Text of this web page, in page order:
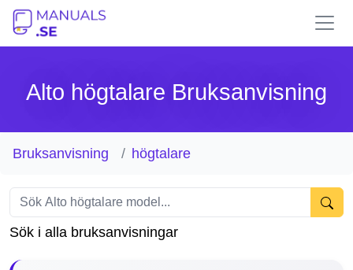
Alto högtalare Bruksanvisning
Bruksanvisning högtalare
Sök i alla bruksanvisningar